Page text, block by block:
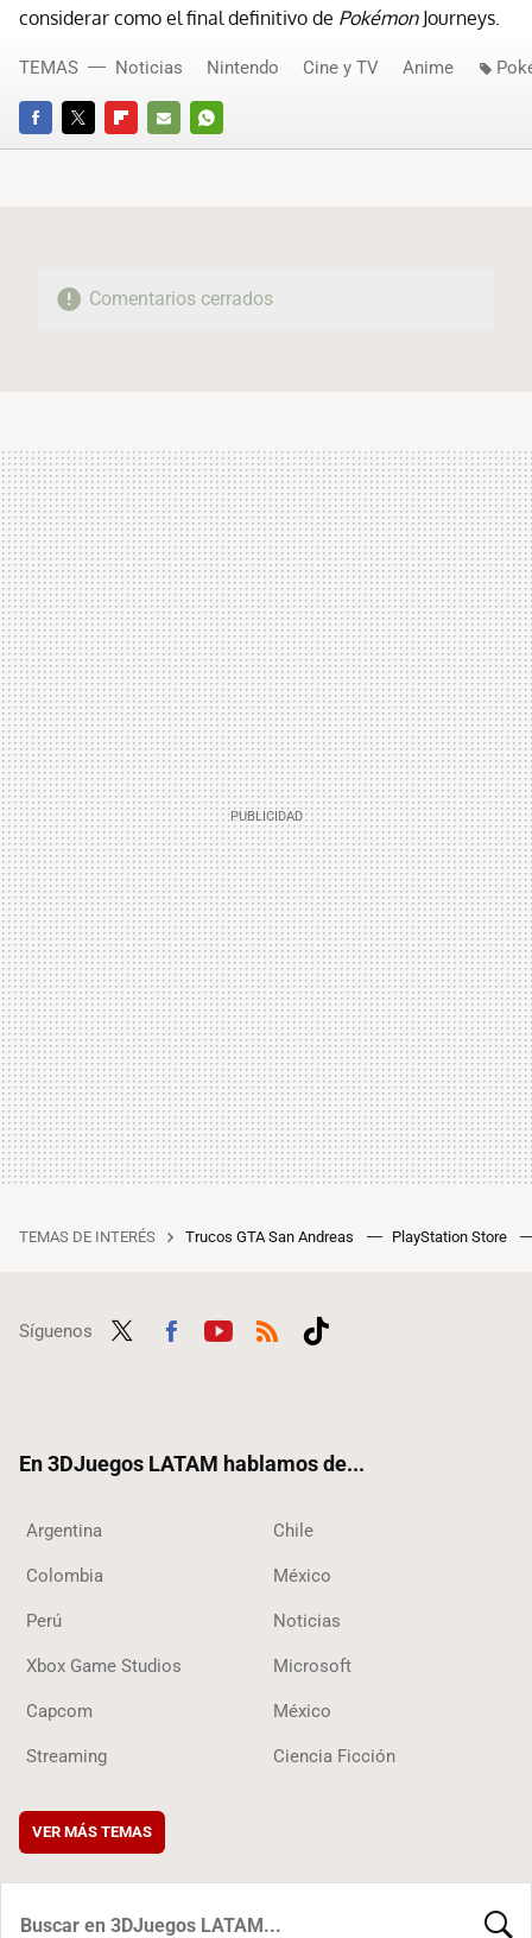
considerar como el final definitivo de PokémonJourneys.
FACEBOOKTWITTERFLIPBOARD
E-
WHATSAPP
TEMAS Noticias Nintendo Cine y TV Anime
Comentarios cerrados
TEMAS DE INTERÉS Trucos GTA San Andreas PlayStation Store
Síguenos
En 3DJuegos LATAM hablamos de...
Argentina Chile
Colombia México
Perú Noticias
Xbox Game Studios Microsoft
Capcom México
Streaming Ciencia Ficción
VER MÁS TEMAS